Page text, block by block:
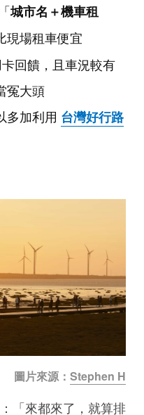
城市名＋機車租
現場租車便宜
回饋，且車況較有
冤大頭
多加利用 台灣好行路
圖片來源： Stephen H
「來都來了，就算排